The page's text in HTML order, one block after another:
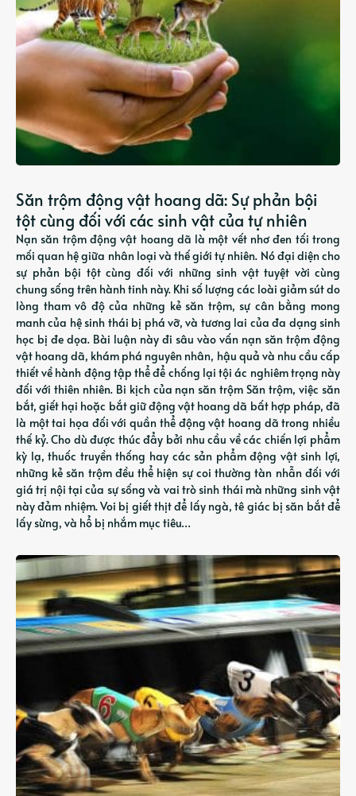
Săn trộm động vật hoang dã: Sự phản bội
tột cùng đối với các sinh vật của tự nhiên
Nạn săn trộm động vật hoang dã là một vết nhơ đen tối trong
mối quan hệ giữa nhân loại và thế giới tự nhiên. Nó đại diện cho
sự phản bội tột cùng đối với những sinh vật tuyệt vời cùng
chung sống trên hành tinh này. Khi số lượng các loài giảm sút do
lòng tham vô độ của những kẻ săn trộm, sự cân bằng mong
manh của hệ sinh thái bị phá vỡ, và tương lai của đa dạng sinh
học bị đe dọa. Bài luận này đi sâu vào vấn nạn săn trộm động
vật hoang dã, khám phá nguyên nhân, hậu quả và nhu cầu cấp
thiết về hành động tập thể để chống lại tội ác nghiêm trọng này
đối với thiên nhiên. Bi kịch của nạn săn trộm Săn trộm, việc săn
bắt, giết hại hoặc bắt giữ động vật hoang dã bất hợp pháp, đã
là một tai họa đối với quần thể động vật hoang dã trong nhiều
thế kỷ. Cho dù được thúc đẩy bởi nhu cầu về các chiến lợi phẩm
kỳ lạ, thuốc truyền thống hay các sản phẩm động vật sinh lợi,
những kẻ săn trộm đều thể hiện sự coi thường tàn nhẫn đối với
giá trị nội tại của sự sống và vai trò sinh thái mà những sinh vật
này đảm nhiệm. Voi bị giết thịt để lấy ngà, tê giác bị săn bắt để
lấy sừng, và hổ bị nhắm mục tiêu…